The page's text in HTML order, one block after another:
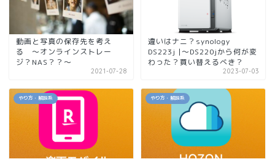
動画と写真の保存先を考え
る ～オンラインストレー
ジ？NAS？？～
2021-07-28
違いはナニ？synology
DS223j |〜DS220jから何が変
わった？買い替えるべき？
2023-07-03
やり方・解説系 やり方・解説系